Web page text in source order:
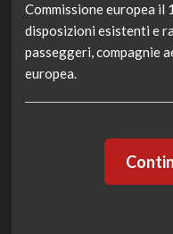
Commissione europea il
disposizioni esistenti e
passeggeri, compagnie
europea.